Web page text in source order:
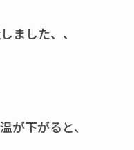
ました、、
が下がると、